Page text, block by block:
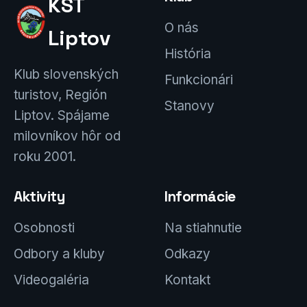
Liptov
Klub slovenských
turistov, Región
Liptov. Spájame
milovníkov hôr od
roku 2001.
O nás
História
Funkcionári
Stanovy
Aktivity
Osobnosti
Odbory a kluby
Videogaléria
Informácie
Na stiahnutie
Odkazy
Kontakt